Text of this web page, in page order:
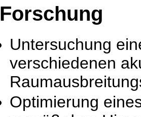
Forschung
Untersuchung
verschiedenen
Optimierung